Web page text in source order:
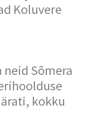
Koluvere
Sõmera
kokku